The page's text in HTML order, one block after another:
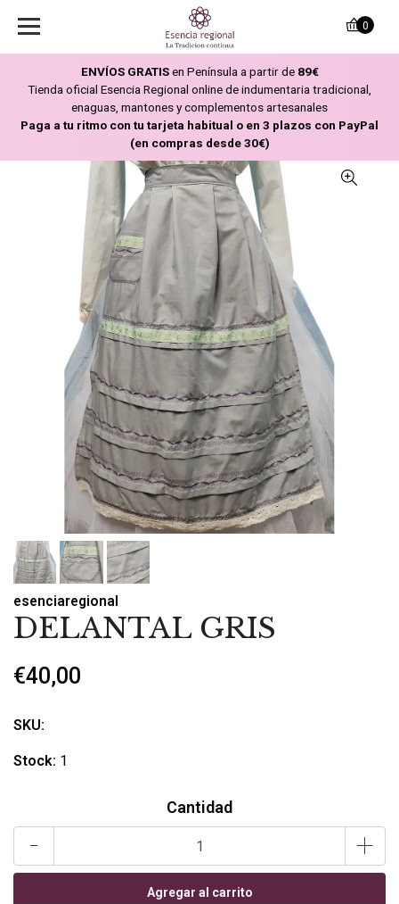
ENVÍOS GRATISen Península a partir de 89€
Tienda oficial Esencia Regional online de indumentaria tradicional,
enaguas, mantones y complementos artesanales
Paga a tu ritmo con tu tarjeta habitual o en 3 plazos con PayPal
(en compras desde 30€)
0
esenciaregional
DELANTAL GRIS
€40,00
SKU:
Stock: 1
Cantidad
- +